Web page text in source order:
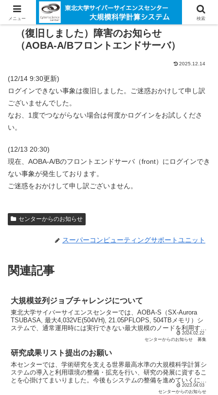
（復旧しました）障害のお知らせ
（AOBA-A/Bフロントエンドサーバ）
2025.12.14
(12/14 9:30更新)
ログインできない事象は復旧しました。ご迷惑おかけして申し訳
ございませんでした。
なお、1度でつながらない場合は何度かログインをお試しくださ
い。
(12/13 20:30)
現在、AOBA-A/Bのフロントエンドサーバ（front）にログインでき
ない事象が発生しております。
ご迷惑をおかけして申し訳ございません。
センターからのお知らせ
スーパーコンピューティングサポートユニット
関連記事
大規模並列ジョブチャレンジについて
東北大学サイバーサイエンスセンターでは、AOBA-S（SX-Aurora
TSUBASA, 最大4,032VE(504VH), 21.05PFLOPS, 504TBメモリ）シ
ステムで、通常運用時には実行できない最大規模のノードを利用する
2024.02.22
センターからのお知らせ
募集
研究成果リスト提出のお願い
本センターでは、学術研究を支える世界最高水準の大規模科学計算シ
ステムの導入と利用環境の整備・拡充を行い、研究の発展に資するこ
とを心掛けてまいりました。今後もシステムの整備を進めていくに
は、大規模科学計算システムが多くの研究分野で必要不可欠で...2023.04.03
センターからのお知らせ
メニュー 検索